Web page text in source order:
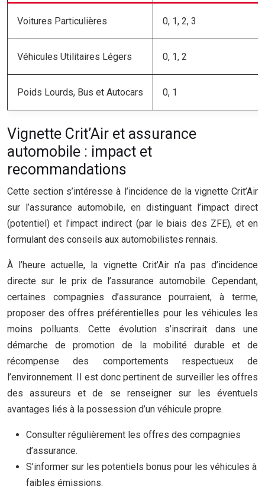
Voitures Particulières 0, 1, 2, 3
Véhicules Utilitaires Légers 0, 1, 2
Poids Lourds, Bus et Autocars 0, 1
Vignette Crit’Air et assurance
automobile : impact et
recommandations
Cette section s’intéresse à l’incidence de la vignette Crit’Air
sur l’assurance automobile, en distinguant l’impact direct
(potentiel) et l’impact indirect (par le biais des ZFE), et en
formulant des conseils aux automobilistes rennais.
À l’heure actuelle, la vignette Crit’Air n’a pas d’incidence
directe sur le prix de l’assurance automobile. Cependant,
certaines compagnies d’assurance pourraient, à terme,
proposer des offres préférentielles pour les véhicules les
moins polluants. Cette évolution s’inscrirait dans une
démarche de promotion de la mobilité durable et de
récompense des comportements respectueux de
l’environnement. Il est donc pertinent de surveiller les offres
des assureurs et de se renseigner sur les éventuels
avantages liés à la possession d’un véhicule propre.
Consulter régulièrement les offres des compagnies
d’assurance.
S’informer sur les potentiels bonus pour les véhicules à
faibles émissions.